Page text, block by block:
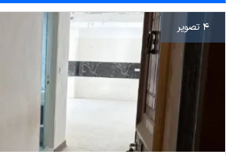
Leaflet| Map data © ariamarz.com
4 تصویر